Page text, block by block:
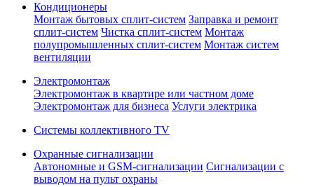
Кондиционеры
Монтаж бытовых сплит-систем Заправка и ремонт
сплит-систем Чистка сплит-систем Монтаж
полупромышленных сплит-систем Монтаж систем
вентиляции
Электромонтаж
Электромонтаж в квартире или частном доме
Электромонтаж для бизнеса Услуги электрика
Системы коллективного TV
Охранные сигнализации
Автономные и GSM-сигнализации Сигнализации с
выводом на пульт охраны